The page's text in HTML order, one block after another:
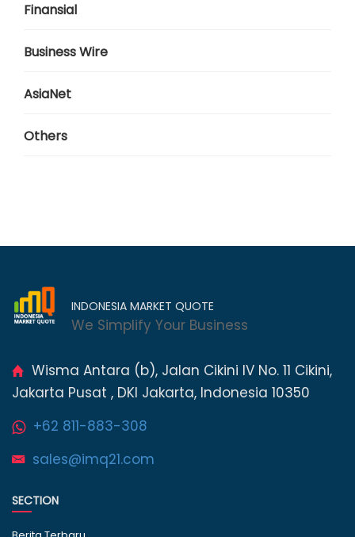
Finansial
Business Wire
AsiaNet
Others
INDONESIA MARKET QUOTE
We Simplify Your Business
Wisma Antara (b), Jalan Cikini IV No. 11 Cikini,
Jakarta Pusat , DKI Jakarta, Indonesia 10350
+62 811-883-308
sales@imq21.com
SECTION